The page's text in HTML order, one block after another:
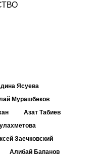
Ясуева
Мурашбеков
Азат Табиев
Заечковский
Алибай Бапанов